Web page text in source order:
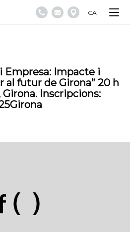
CA
Empresa: Impacte i
al futur de Girona” 20 h
Girona. Inscripcions: